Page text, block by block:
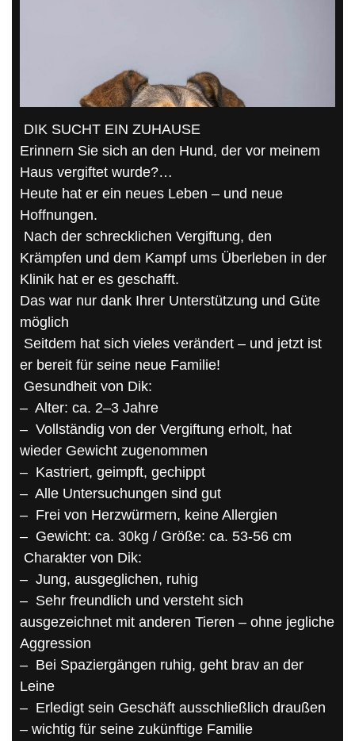
DIK SUCHT EIN ZUHAUSE
Erinnern Sie sich an den Hund, der vor meinem
Haus vergiftet wurde?…
Heute hat er ein neues Leben – und neue
Hoffnungen.
Nach der schrecklichen Vergiftung, den
Krämpfen und dem Kampf ums Überleben in der
Klinik hat er es geschafft.
Das war nur dank Ihrer Unterstützung und Güte
möglich
Seitdem hat sich vieles verändert – und jetzt ist
er bereit für seine neue Familie!
Gesundheit von Dik:
– Alter: ca. 2–3 Jahre
– Vollständig von der Vergiftung erholt, hat
wieder Gewicht zugenommen
– Kastriert, geimpft, gechippt
– Alle Untersuchungen sind gut
– Frei von Herzwürmern, keine Allergien
– Gewicht: ca. 30kg / Größe: ca. 53-56 cm
Charakter von Dik:
– Jung, ausgeglichen, ruhig
– Sehr freundlich und versteht sich
ausgezeichnet mit anderen Tieren – ohne jegliche
Aggression
– Bei Spaziergängen ruhig, geht brav an der
Leine
– Erledigt sein Geschäft ausschließlich draußen
– wichtig für seine zukünftige Familie